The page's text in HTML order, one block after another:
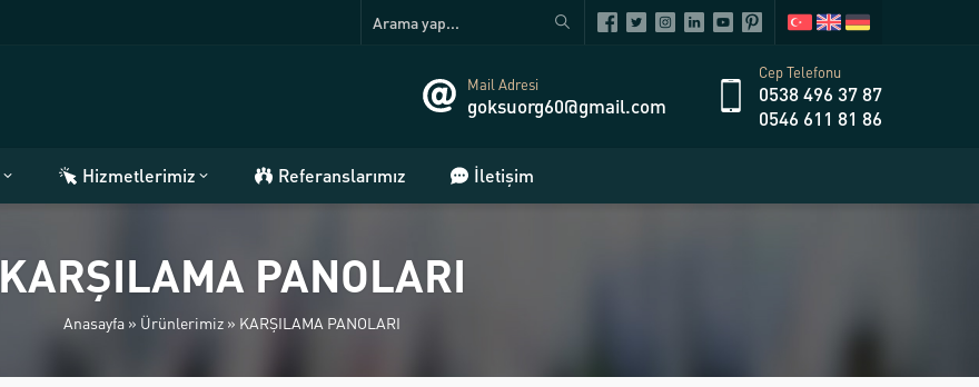
Mail Adresi
goksuorg60@gmail.com
Cep Telefonu
0538 496 37 87
0546 611 81 86
Hizmetlerimiz Referanslarımız İletişim
KARŞILAMA PANOLARI
Anasayfa» Ürünlerimiz» KARŞILAMA PANOLARI